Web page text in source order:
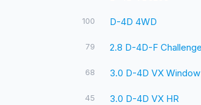
100 D-4D 4WD
79 2.8 D-4D-F
68 3.0 D-4D VX Window
45 3.0 D-4D VX HR